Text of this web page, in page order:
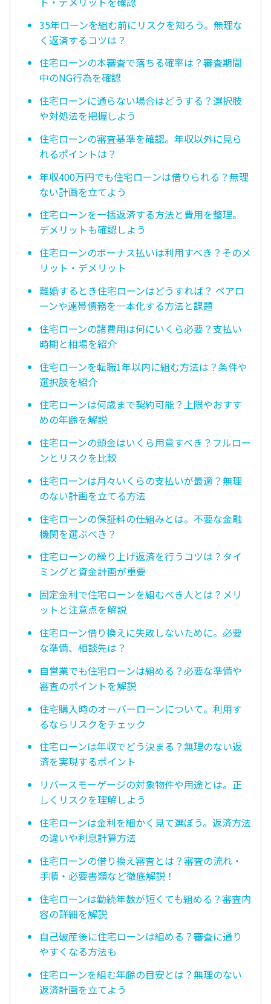
35年ローンを組む前にリスクを知ろう。無理な
く返済するコツは？
住宅ローンの本審査で落ちる確率は？審査期間
中のNG行為を確認
住宅ローンに通らない場合はどうする？選択肢
や対処法を把握しよう
住宅ローンの審査基準を確認。年収以外に見ら
れるポイントは？
年収400万円でも住宅ローンは借りられる？無理
ない計画を立てよう
住宅ローンを一括返済する方法と費用を整理。
デメリットも確認しよう
住宅ローンのボーナス払いは利用すべき？そのメ
リット・デメリット
離婚するとき住宅ローンはどうすれば？ ペアロ
ーンや連帯債務を一本化する方法と課題
住宅ローンの諸費用は何にいくら必要？支払い
時期と相場を紹介
住宅ローンを転職1年以内に組む方法は？条件や
選択肢を紹介
住宅ローンは何歳まで契約可能？上限やおすす
めの年齢を解説
住宅ローンの頭金はいくら用意すべき？フルロー
ンとリスクを比較
住宅ローンは月々いくらの支払いが最適？無理
のない計画を立てる方法
住宅ローンの保証料の仕組みとは。不要な金融
機関を選ぶべき？
住宅ローンの繰り上げ返済を行うコツは？タイ
ミングと資金計画が重要
固定金利で住宅ローンを組むべき人とは？メリ
ットと注意点を解説
住宅ローン借り換えに失敗しないために。必要
な準備、相談先は？
自営業でも住宅ローンは組める？必要な準備や
審査のポイントを解説
住宅購入時のオーバーローンについて。利用す
るならリスクをチェック
住宅ローンは年収でどう決まる？無理のない返
済を実現するポイント
リバースモーゲージの対象物件や用途とは。正
しくリスクを理解しよう
住宅ローンは金利を細かく見て選ぼう。返済方法
の違いや利息計算方法
住宅ローンの借り換え審査とは？審査の流れ・
手順・必要書類など徹底解説！
住宅ローンは勤続年数が短くても組める？審査内
容の詳細を解説
自己破産後に住宅ローンは組める？審査に通り
やすくなる方法も
住宅ローンを組む年齢の目安とは？無理のない
返済計画を立てよう